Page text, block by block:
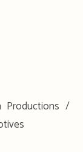
Productions /